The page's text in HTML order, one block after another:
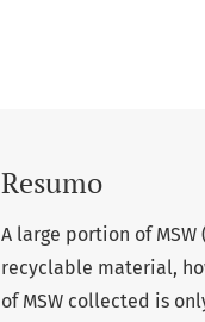
Resumo
A large portion of
recyclable material,
of MSW collected is